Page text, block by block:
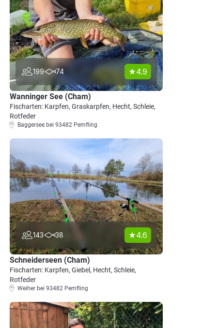
199 74 4.9
Wanninger See (Cham)
Fischarten: Karpfen, Graskarpfen, Hecht, Schleie,
Rotfeder
Baggersee bei 93482 Pemfling
143 38 4.6
Schneiderseen (Cham)
Fischarten: Karpfen, Giebel, Hecht, Schleie,
Rotfeder
Weiher bei 93482 Pemfling